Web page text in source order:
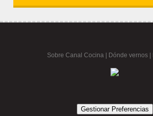
Sobre Canal Cocina Dónde vernos |
Gestionar Preferencias